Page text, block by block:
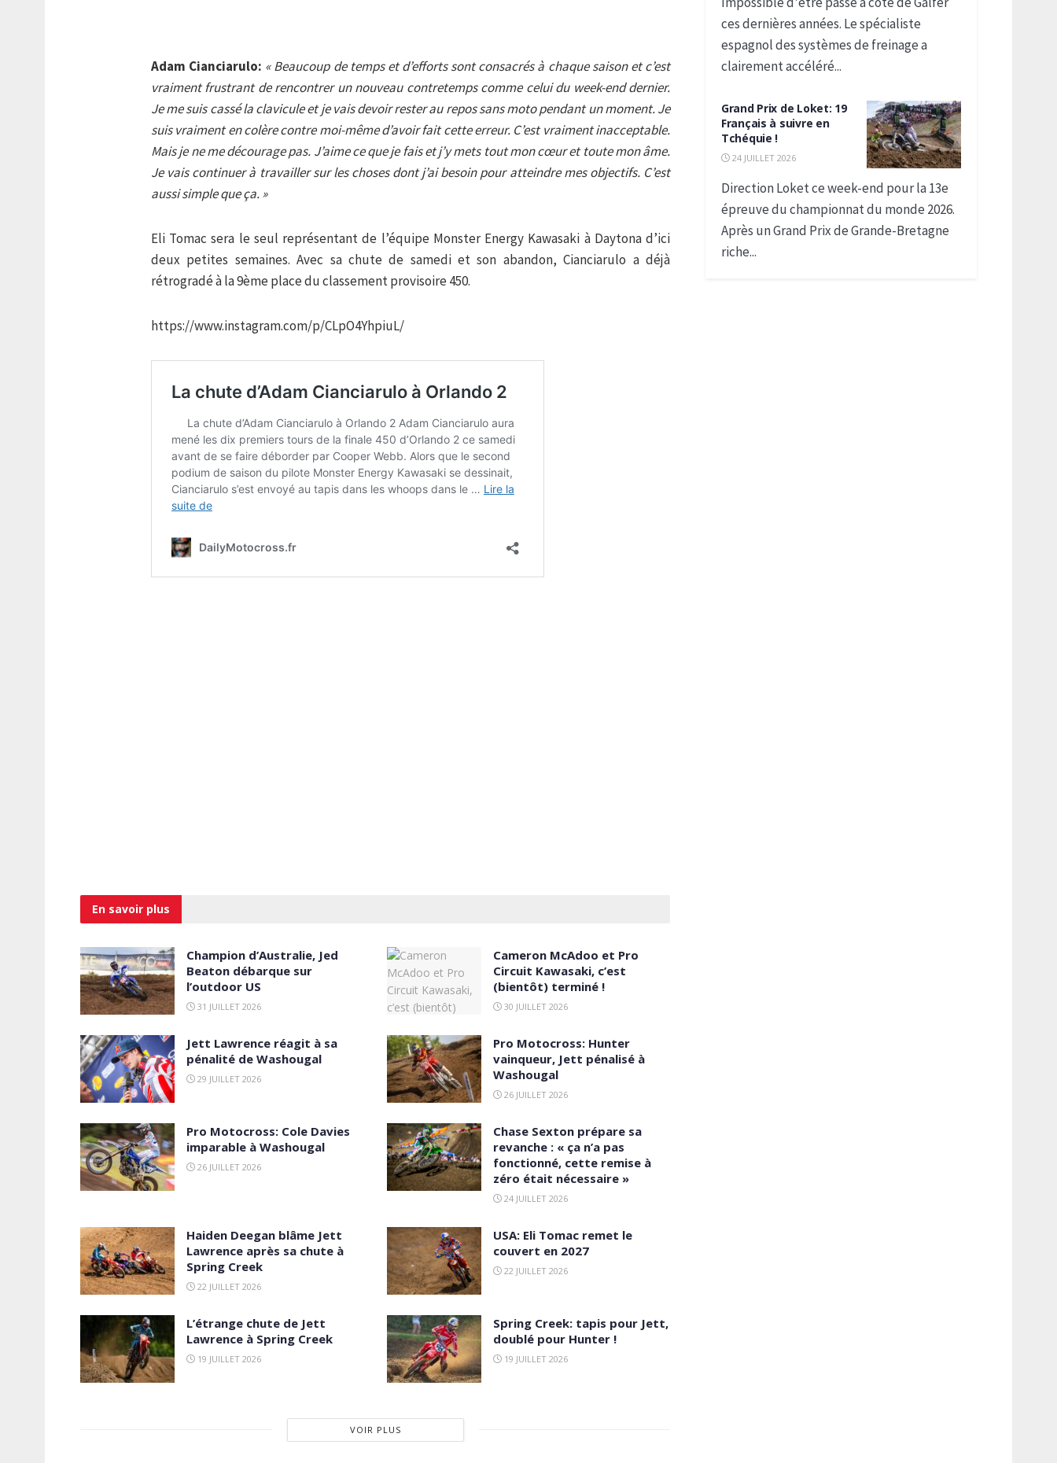
Adam Cianciarulo: « Beaucoup de temps et d’efforts sont consacrés à chaque saison et c’est
vraiment frustrant de rencontrer un nouveau contretemps comme celui du week-end dernier.
Je me suis cassé la clavicule et je vais devoir rester au repos sans moto pendant un moment. Je
suis vraiment en colère contre moi-même d’avoir fait cette erreur. C’est vraiment inacceptable.
Mais je ne me décourage pas. J’aime ce que je fais et j’y mets tout mon cœur et toute mon âme.
Je vais continuer à travailler sur les choses dont j’ai besoin pour atteindre mes objectifs. C’est
aussi simple que ça. »
Eli Tomac sera le seul représentant de l’équipe Monster Energy Kawasaki à Daytona d’ici
deux petites semaines. Avec sa chute de samedi et son abandon, Cianciarulo a déjà
rétrogradé à la 9ème place du classement provisoire 450.
https://www.instagram.com/p/CLpO4YhpiuL/
En savoir plus
Champion d’Australie, Jed
Beaton débarque sur
l’outdoor US
31 JUILLET 2026
Cameron McAdoo et Pro
Circuit Kawasaki, c’est
(bientôt) terminé !
30 JUILLET 2026
Jett Lawrence réagit à sa
pénalité de Washougal
29 JUILLET 2026
Pro Motocross: Hunter
vainqueur, Jett pénalisé à
Washougal
26 JUILLET 2026
Pro Motocross: Cole Davies
imparable à Washougal
26 JUILLET 2026
Chase Sexton prépare sa
revanche : « ça n’a pas
fonctionné, cette remise à
zéro était nécessaire »
24 JUILLET 2026
Haiden Deegan blâme Jett
Lawrence après sa chute à
Spring Creek
22 JUILLET 2026
USA: Eli Tomac remet le
couvert en 2027
22 JUILLET 2026
L’étrange chute de Jett
Lawrence à Spring Creek
19 JUILLET 2026
Spring Creek: tapis pour Jett,
doublé pour Hunter !
19 JUILLET 2026
VOIR PLUS
ces dernières années. Le spécialiste
espagnol des systèmes de freinage a
clairement accéléré...
Grand Prix de Loket: 19
Français à suivre en
Tchéquie !
24 JUILLET 2026
Direction Loket ce week-end pour la 13e
épreuve du championnat du monde 2026.
Après un Grand Prix de Grande-Bretagne
riche...